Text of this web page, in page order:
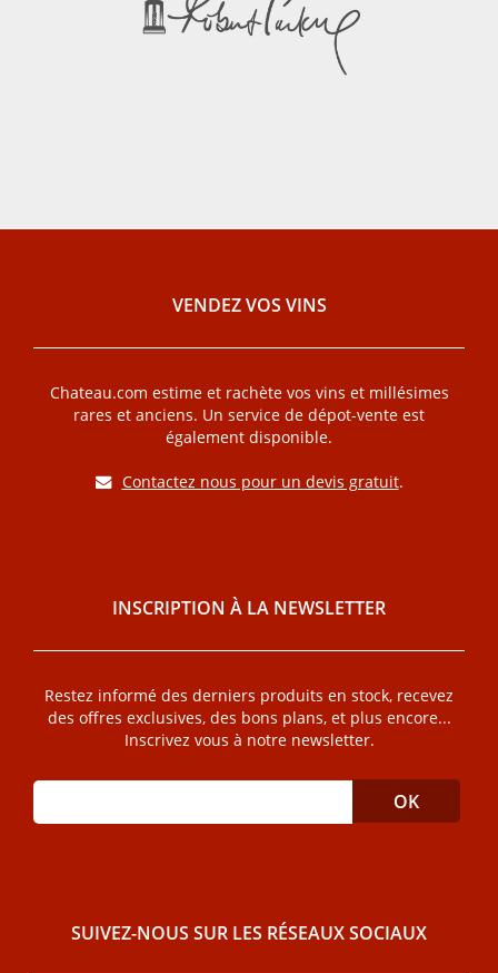
VENDEZ VOS VINS
Chateau.com estime et rachète vos vins et millésimes
rares et anciens. Un service de dépot-vente est
également disponible.
Contactez nous pour un devis gratuit.
INSCRIPTION À LA NEWSLETTER
Restez informé des derniers produits en stock, recevez
des offres exclusives, des bons plans, et plus encore...
Inscrivez vous à notre newsletter.
SUIVEZ-NOUS SUR LES RÉSEAUX SOCIAUX